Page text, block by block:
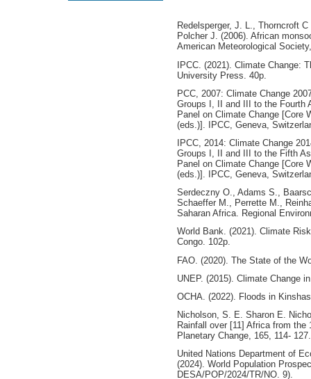
Redelsperger, J. L., Thorncroft
Polcher J. (2006). African
American Meteorological
IPCC. (2021). Climate Change:
University Press. 40p.
PCC, 2007: Climate Change
Groups I, II and III to the Fourth
Panel on Climate Change [Core
(eds.)]. IPCC, Geneva,
IPCC, 2014: Climate Change
Groups I, II and III to the Fifth
Panel on Climate Change [Core
(eds.)]. IPCC, Geneva,
Serdeczny O., Adams S.,
Schaeffer M., Perrette M.,
Saharan Africa. Regional
World Bank. (2021). Climate
Congo. 102p.
FAO. (2020). The State of the
UNEP. (2015). Climate Change
OCHA. (2022). Floods in
Nicholson, S. E. Sharon E.
Rainfall over [11] Africa from
Planetary Change, 165, 114- 127.
United Nations Department of
(2024). World Population
DESA/POP/2024/TR/NO. 9).